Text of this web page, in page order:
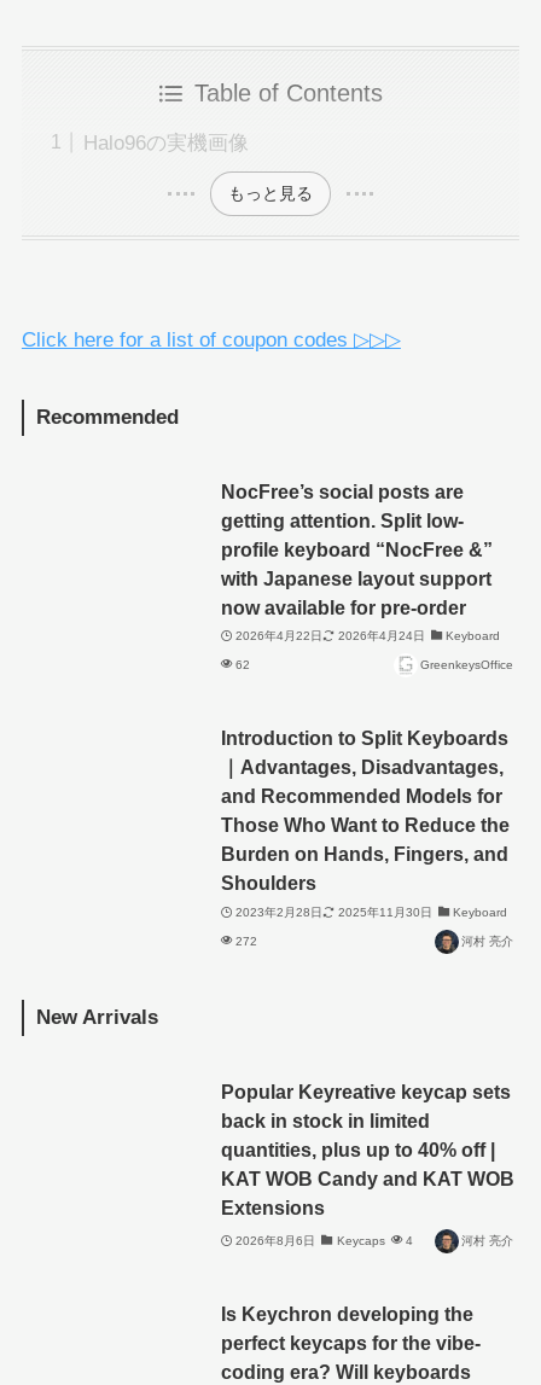
Table of Contents
Halo96の実機画像
もっと見る
Click here for a list of coupon codes ▷▷▷
Recommended
NocFree’s social posts are
getting attention. Split low-
profile keyboard “NocFree &”
with Japanese layout support
now available for pre-order
2026年4月22日 2026年4月24日 Keyboard
62 GreenkeysOffice
Introduction to Split Keyboards
｜Advantages, Disadvantages,
and Recommended Models for
Those Who Want to Reduce the
Burden on Hands, Fingers, and
Shoulders
2023年2月28日 2025年11月30日 Keyboard
272 河村 亮介
New Arrivals
Popular Keyreative keycap sets
back in stock in limited
quantities, plus up to 40% off |
KAT WOB Candy and KAT WOB
Extensions
2026年8月6日 Keycaps 4 河村 亮介
Is Keychron developing the
perfect keycaps for the vibe-
coding era? Will keyboards